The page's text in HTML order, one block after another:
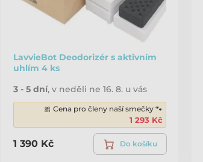
LavvieBot Deodorizér s aktivním
uhlím 4 ks
3 - 5 dní, v neděli ne 16. 8. u vás
🎀 Cena pro členy naší smečky 🐾
1 293 Kč
1 390 Kč Do košíku